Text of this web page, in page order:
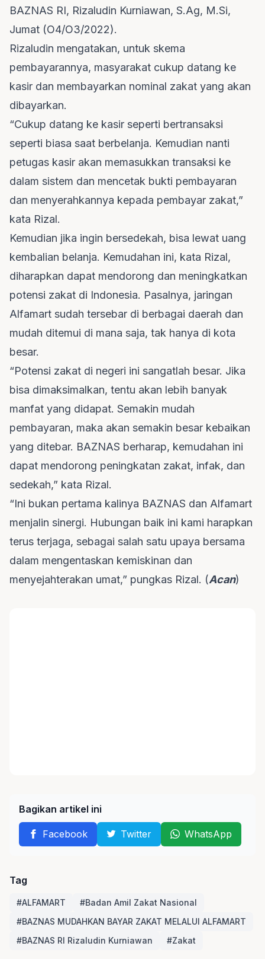
BAZNAS RI, Rizaludin Kurniawan, S.Ag, M.Si,
Jumat (O4/O3/2022).
Rizaludin mengatakan, untuk skema
pembayarannya, masyarakat cukup datang ke
kasir dan membayarkan nominal zakat yang akan
dibayarkan.
“Cukup datang ke kasir seperti bertransaksi
seperti biasa saat berbelanja. Kemudian nanti
petugas kasir akan memasukkan transaksi ke
dalam sistem dan mencetak bukti pembayaran
dan menyerahkannya kepada pembayar zakat,”
kata Rizal.
Kemudian jika ingin bersedekah, bisa lewat uang
kembalian belanja. Kemudahan ini, kata Rizal,
diharapkan dapat mendorong dan meningkatkan
potensi zakat di Indonesia. Pasalnya, jaringan
Alfamart sudah tersebar di berbagai daerah dan
mudah ditemui di mana saja, tak hanya di kota
besar.
“Potensi zakat di negeri ini sangatlah besar. Jika
bisa dimaksimalkan, tentu akan lebih banyak
manfat yang didapat. Semakin mudah
pembayaran, maka akan semakin besar kebaikan
yang ditebar. BAZNAS berharap, kemudahan ini
dapat mendorong peningkatan zakat, infak, dan
sedekah,” kata Rizal.
“Ini bukan pertama kalinya BAZNAS dan Alfamart
menjalin sinergi. Hubungan baik ini kami harapkan
terus terjaga, sebagai salah satu upaya bersama
dalam mengentaskan kemiskinan dan
menyejahterakan umat,” pungkas Rizal. (Acan)
Bagikan artikel ini
Facebook Twitter WhatsApp
Tag
#ALFAMART
#Badan Amil Zakat Nasional
#BAZNAS MUDAHKAN BAYAR ZAKAT MELALUI ALFAMART
#BAZNAS RI Rizaludin Kurniawan
#Zakat